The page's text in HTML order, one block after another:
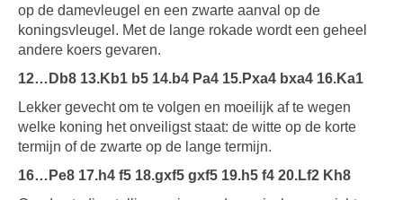
op de damevleugel en een zwarte aanval op de
koningsvleugel. Met de lange rokade wordt een geheel
andere koers gevaren.
12…Db8 13.Kb1 b5 14.b4 Pa4 15.Pxa4 bxa4 16.Ka1
Lekker gevecht om te volgen en moeilijk af te wegen
welke koning het onveiligst staat: de witte op de korte
termijn of de zwarte op de lange termijn.
16…Pe8 17.h4 f5 18.gxf5 gxf5 19.h5 f4 20.Lf2 Kh8